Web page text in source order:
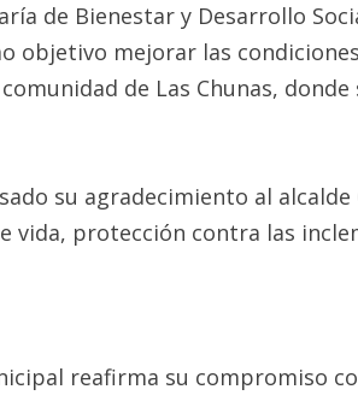
de Bienestar y Desarrollo
objetivo mejorar las
de Las Chunas,
su agradecimiento al
protección contra las
reafirma su compromiso